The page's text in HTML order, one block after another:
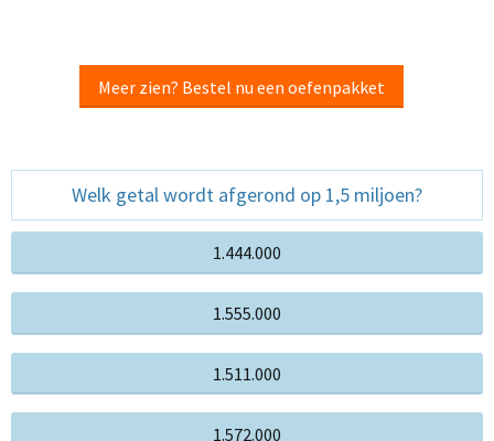
Meer zien? Bestel nu een oefenpakket
Welk getal wordt afgerond op 1,5 miljoen?
1.444.000
1.555.000
1.511.000
1.572.000